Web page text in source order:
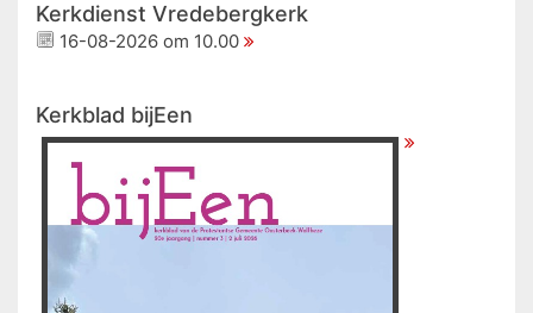
Kerkdienst Vredebergkerk
16-08-2026 om 10.00
Kerkblad bijEen